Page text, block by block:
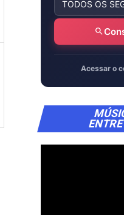
Acessar o